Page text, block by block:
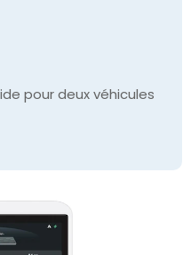
pour deux véhicules